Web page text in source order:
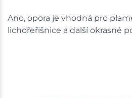
Ano, opora je vhodná pro
lichořeřišnice a další okrasné